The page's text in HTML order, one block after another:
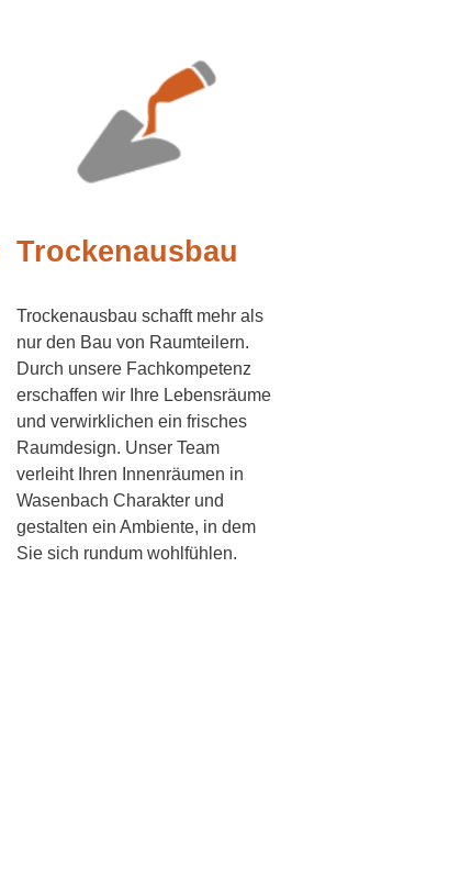
Trockenausbau
Trockenausbau schafft mehr als
nur den Bau von Raumteilern.
Durch unsere Fachkompetenz
erschaffen wir Ihre Lebensräume
und verwirklichen ein frisches
Raumdesign. Unser Team
verleiht Ihren Innenräumen in
Wasenbach Charakter und
gestalten ein Ambiente, in dem
Sie sich rundum wohlfühlen.